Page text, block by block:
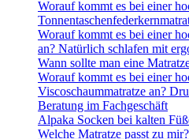
Worauf kommt es bei einer
Worauf kommt es bei einer
an? Natürlich schlafen mit
Wann sollte man eine
Worauf kommt es bei einer
Viscoschaummatratze an?
Beratung im Fachgeschäft
Alpaka Socken bei kalten
Welche Matratze passt zu